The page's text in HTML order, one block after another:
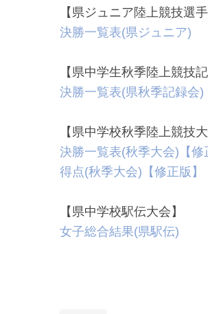
【県ジュニア陸上競技選手
決勝一覧表(県ジュニア)
【県中学生秋季
決勝一覧表(県秋季記録会)
【県中学校秋季
決勝一覧表(秋季大会)【修
得点(秋季大会)【修正版】
【県中学校駅伝大会】
女子総合結果(県駅伝)